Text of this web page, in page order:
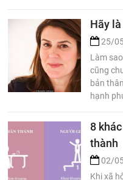
Hãy
25/
Làm
cũng
bản
hạnh
8
thành
02/
Khi xã